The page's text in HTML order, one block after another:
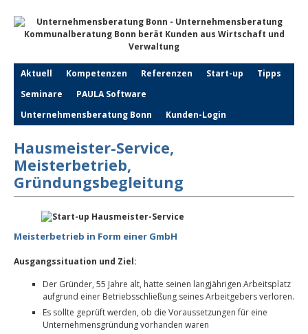
Aktuell Kompetenzen Referenzen Start-up
Tipps
Seminare
PAULA Software
Unternehmensberatung Bonn
Kunden-Login
Hausmeister-Service,
Meisterbetrieb,
Gründungsbegleitung
Meisterbetrieb in Form einer GmbH
Ausgangssituation und Ziel:
Der Gründer, 55 Jahre alt, hatte seinen langjährigen Arbeitsplatz
aufgrund einer Betriebsschließung seines Arbeitgebers verloren.
Es sollte geprüft werden, ob die Voraussetzungen für eine
Unternehmensgründung vorhanden waren